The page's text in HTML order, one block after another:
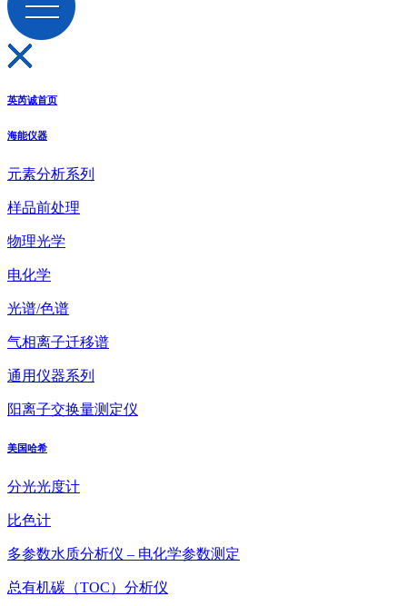
英芮诚首页
海能仪器
元素分析系列
样品前处理
物理光学
电化学
光谱/色谱
气相离子迁移谱
通用仪器系列
阳离子交换量测定仪
美国哈希
分光光度计
比色计
多参数水质分析仪 – 电化学参数测定
总有机碳（TOC）分析仪